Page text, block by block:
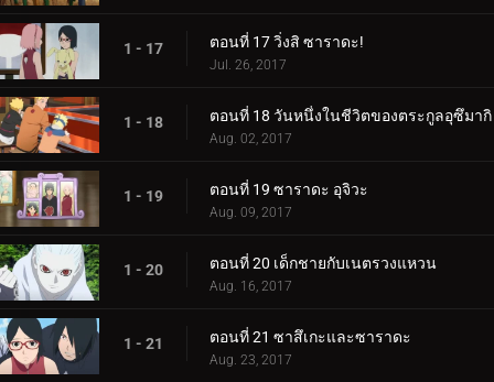
1 - 17 ตอนที่ 17 วิ่งสิ ซาราดะ!
Jul. 26, 2017
1 - 18 ตอนที่ 18 วันหนึ่งในชีวิตของตระกูลอุซึมากิ
Aug. 02, 2017
1 - 19 ตอนที่ 19 ซาราดะ อุจิวะ
Aug. 09, 2017
1 - 20 ตอนที่ 20 เด็กชายกับเนตรวงแหวน
Aug. 16, 2017
1 - 21 ตอนที่ 21 ซาสึเกะและซาราดะ
Aug. 23, 2017